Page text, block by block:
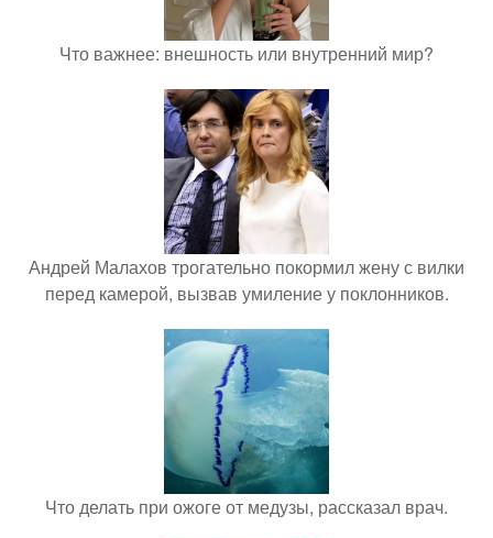
Что важнее: внешность или внутренний мир?
Андрей Малахов трогательно покормил жену с вилки
перед камерой, вызвав умиление у поклонников.
Что делать при ожоге от медузы, рассказал врач.